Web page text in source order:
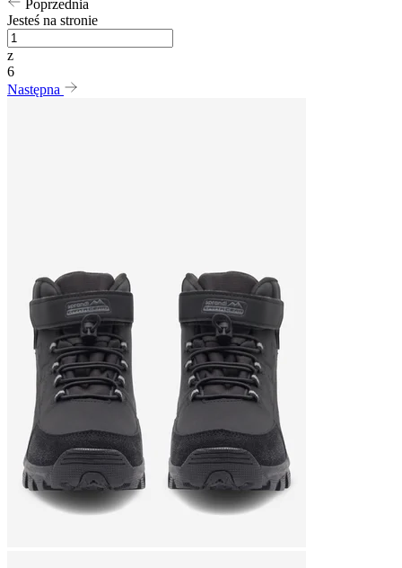
Poprzednia
Jesteś na stronie
z
6
Następna